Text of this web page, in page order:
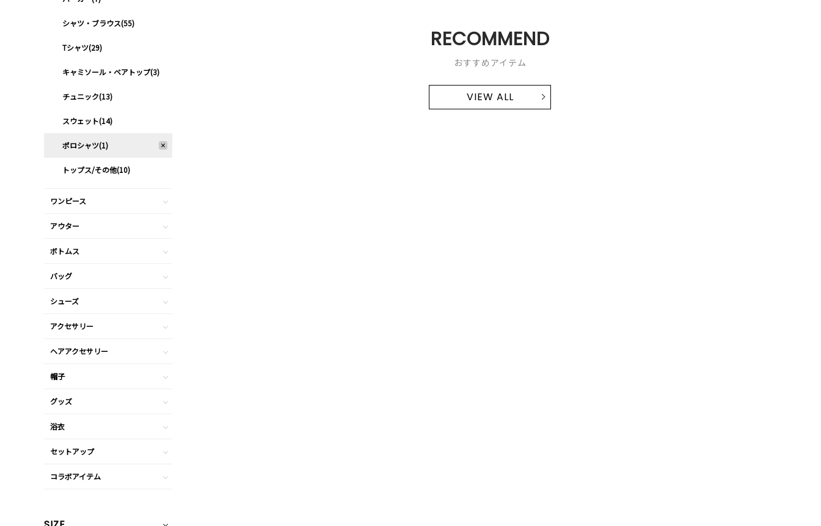
RECOMMEND
おすすめアイテム
VIEW ALL
シャツ・ブラウス(55)
Tシャツ(29)
キャミソール・ベアトップ(3)
チュニック(13)
スウェット(14)
ポロシャツ(1)
トップス/その他(10)
ワンピース
アウター
ボトムス
バッグ
シューズ
アクセサリー
ヘアアクセサリー
帽子
グッズ
浴衣
セットアップ
コラボアイテム